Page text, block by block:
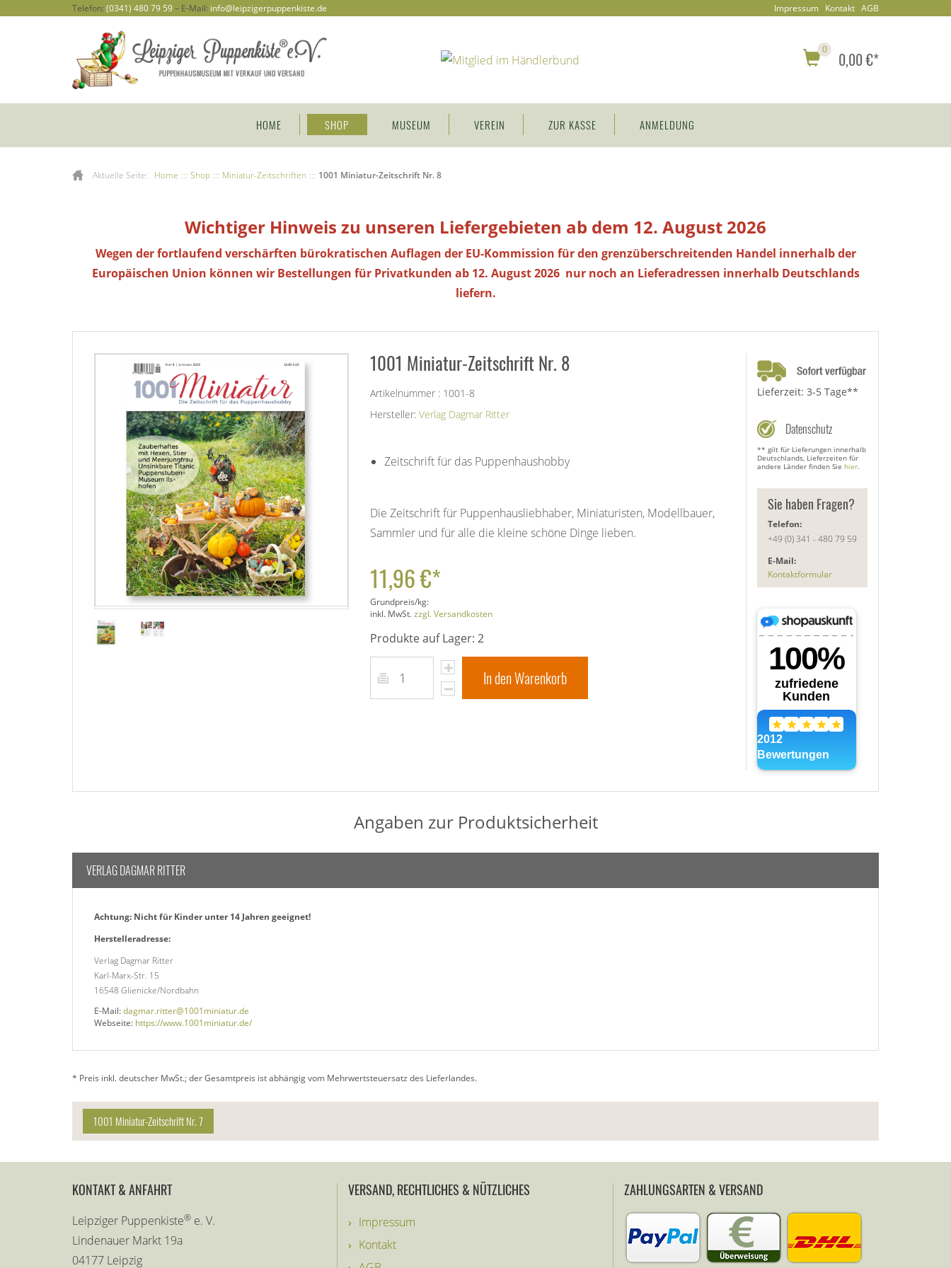
Telefon: (0341) 480 79 59– E-Mail: info@leipzigerpuppenkiste.de Impressum Kontakt AGB
0 0,00 €*
HOME SHOP MUSEUM VEREIN ZUR KASSE ANMELDUNG
Aktuelle Seite: Home ::: Shop ::: Miniatur-Zeitschriften ::: 1001 Miniatur-Zeitschrift Nr. 8
Wichtiger Hinweis zu unseren Liefergebieten ab dem 12. August 2026
Wegen der fortlaufend verschärften bürokratischen Auflagen der EU-Kommission für den grenzüberschreitenden Handel innerhalb der
Europäischen Union können wir Bestellungen für Privatkunden ab 12. August 2026 nur noch an Lieferadressen innerhalb Deutschlands
liefern.
1001 Miniatur-Zeitschrift Nr. 8
Artikelnummer : 1001-8
Hersteller: Verlag Dagmar Ritter
Zeitschrift für das Puppenhaushobby
Die Zeitschrift für Puppenhausliebhaber, Miniaturisten, Modellbauer,
Sammler und für alle die kleine schöne Dinge lieben.
11,96 €*
Grundpreis/kg:
inkl. MwSt.zzgl. Versandkosten
Produkte auf Lager: 2
In den Warenkorb
Lieferzeit: 3-5 Tage**
Datenschutz
** gilt für Lieferungen innerhalb
Deutschlands, Lieferzeiten für
andere Länder finden Sie hier.
Sie haben Fragen?
Telefon:
+49 (0) 341 - 480 79 59
E-Mail:
Kontaktformular
Angaben zur Produktsicherheit
VERLAG DAGMAR RITTER
Achtung: Nicht für Kinder unter 14 Jahren geeignet!
Herstelleradresse:
Verlag Dagmar Ritter
Karl-Marx-Str. 15
16548 Glienicke/Nordbahn
E-Mail:dagmar.ritter@1001miniatur.de
Webseite: https://www.1001miniatur.de/
* Preis inkl. deutscher MwSt.; der Gesamtpreis ist abhängig vom Mehrwertsteuersatz des Lieferlandes.
1001 Miniatur-Zeitschrift Nr. 7
KONTAKT & ANFAHRT
Leipziger Puppenkiste® e. V.
Lindenauer Markt 19a
04177 Leipzig
VERSAND, RECHTLICHES & NÜTZLICHES
Impressum
Kontakt
ZAHLUNGSARTEN & VERSAND